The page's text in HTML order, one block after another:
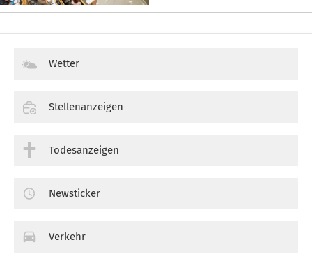
Wetter
Stellenanzeigen
Todesanzeigen
Newsticker
Verkehr